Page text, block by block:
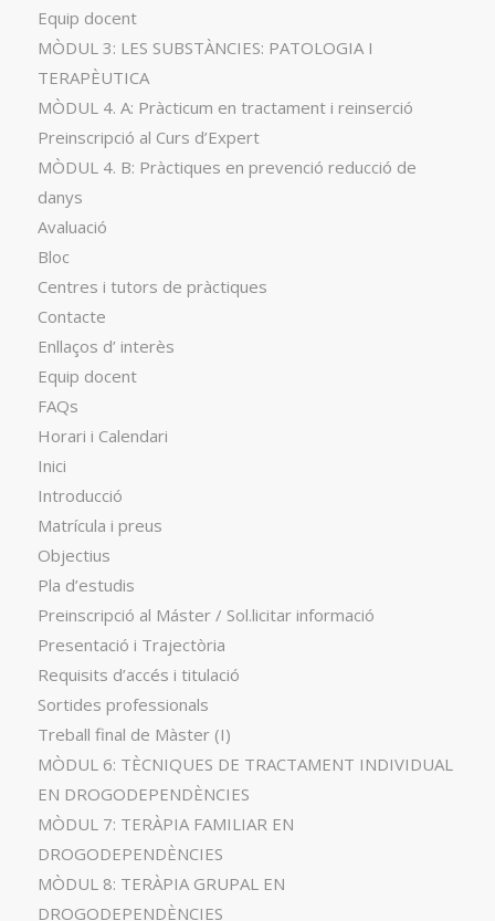
Equip docent
MÒDUL 3: LES SUBSTÀNCIES: PATOLOGIA I
TERAPÈUTICA
MÒDUL 4. A: Pràcticum en tractament i reinserció
Preinscripció al Curs d’Expert
MÒDUL 4. B: Pràctiques en prevenció reducció de
danys
Avaluació
Bloc
Centres i tutors de pràctiques
Contacte
Enllaços d’ interès
Equip docent
FAQs
Horari i Calendari
Inici
Introducció
Matrícula i preus
Objectius
Pla d’estudis
Preinscripció al Máster / Sol.licitar informació
Presentació i Trajectòria
Requisits d’accés i titulació
Sortides professionals
Treball final de Màster (I)
MÒDUL 6: TÈCNIQUES DE TRACTAMENT INDIVIDUAL
EN DROGODEPENDÈNCIES
MÒDUL 7: TERÀPIA FAMILIAR EN
DROGODEPENDÈNCIES
MÒDUL 8: TERÀPIA GRUPAL EN
DROGODEPENDÈNCIES